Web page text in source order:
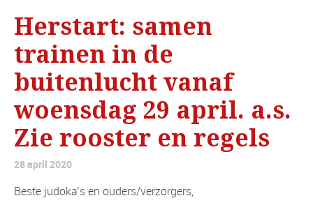
Herstart: samen
trainen in de
buitenlucht vanaf
woensdag 29 april. a.s.
Zie rooster en regels
28 april 2020
Beste judoka’s en ouders/verzorgers,